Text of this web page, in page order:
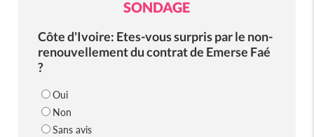
SONDAGE
Côte d'Ivoire: Etes-vous surpris par le non-
renouvellement du contrat de Emerse Faé
?
Oui
Non
Sans avis